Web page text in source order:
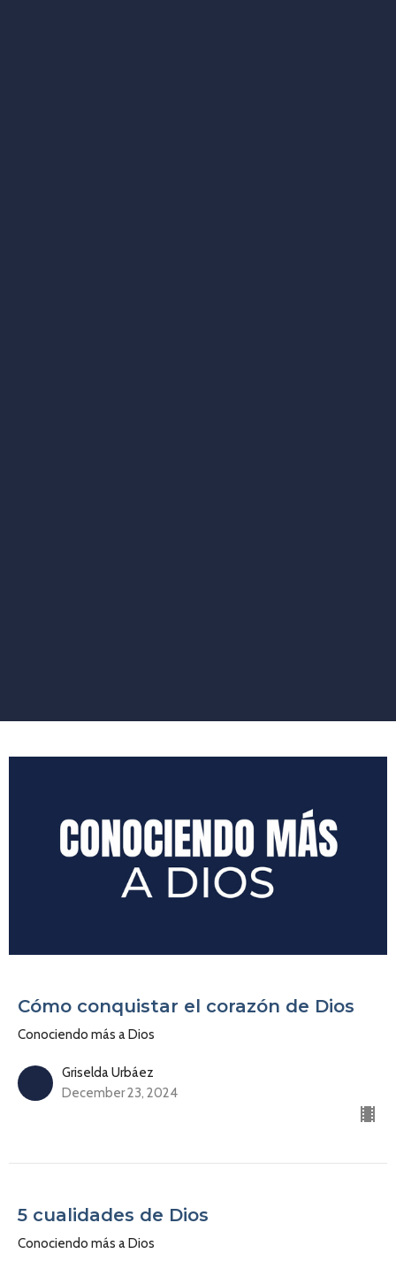
Cómo conquistar el corazón de Dios
Conociendo más a Dios
Griselda Urbáez
December 23, 2024
5 cualidades de Dios
Conociendo más a Dios